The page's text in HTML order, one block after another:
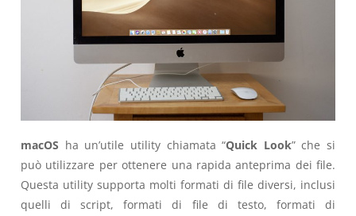
macOS ha un’utile utility chiamata “Quick Look” che si
può utilizzare per ottenere una rapida anteprima dei file.
Questa utility supporta molti formati di file diversi, inclusi
quelli di script, formati di file di testo, formati di